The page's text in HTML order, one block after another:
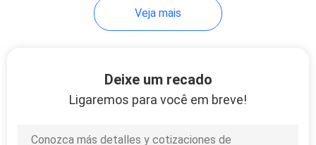
Tela chiffon de
pouco peso
Veja mais
Deixe um recado
Ligaremos para você em breve!